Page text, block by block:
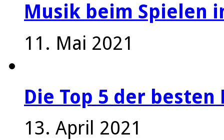
Musik beim Spielen
11. Mai 2021
Die Top 5 der besten
13. April 2021